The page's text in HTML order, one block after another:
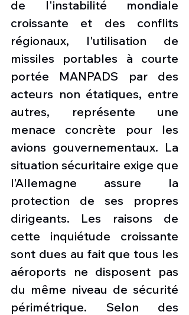
de l'instabilité mondiale
croissante et des conflits
régionaux, l'utilisation de
missiles portables à courte
portée MANPADS par des
acteurs non étatiques, entre
autres, représente une
menace concrète pour les
avions gouvernementaux. La
situation sécuritaire exige que
l’Allemagne assure la
protection de ses propres
dirigeants. Les raisons de
cette inquiétude croissante
sont dues au fait que tous les
aéroports ne disposent pas
du même niveau de sécurité
périmétrique. Selon des